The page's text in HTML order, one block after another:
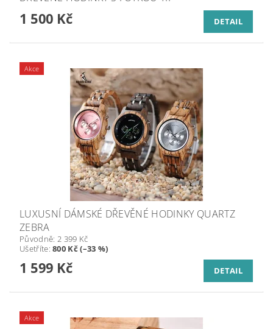
1 500 Kč DETAIL
Akce
LUXUSNÍ DÁMSKÉ DŘEVĚNÉ HODINKY QUARTZ
ZEBRA
Původně: 2 399 Kč
Ušetříte:800 Kč (–33 %)
1 599 Kč DETAIL
Akce